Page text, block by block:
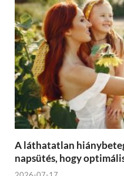
A láthatatlan
napsütés, hogy